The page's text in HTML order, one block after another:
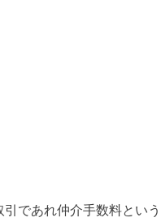
であれ仲介手数料とい